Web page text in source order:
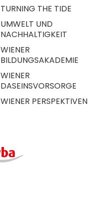
TURNING THE TIDE
UMWELT UND
NACHHALTIGKEIT
WIENER
BILDUNGSAKADEMIE
WIENER
DASEINSVORSORGE
WIENER PERSPEKTIVEN